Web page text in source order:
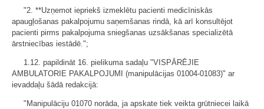
"2. **Uzņemot iepriekš izmeklētu pacienti medicīniskās
apaugļošanas pakalpojumu saņemšanas rindā, kā arī konsultējot
pacienti pirms pakalpojuma sniegšanas uzsākšanas specializētā
ārstniecības iestādē.";
1.12. papildināt 16. pielikuma sadaļu "VISPĀRĒJIE
AMBULATORIE PAKALPOJUMI (manipulācijas 01004-01083)" ar
ievaddaļu šādā redakcijā:
"Manipulāciju 01070 norāda, ja apskate tiek veikta grūtniecei laikā